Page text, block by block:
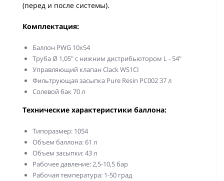
(перед и после системы).
Комплектация:
Баллон PWG 10х54
Труба Ø 1,05" с нижним дистрибьютором L - 54"
Управляющий клапан Clack WS1CI
Фильтрующая засыпка Pure Resin PC002 37 л
Солевой бак 70 л
Технические характеристики баллона:
Типоразмер: 1054
Объем баллона: 61 л
Объем засыпки: 43 л
Рабочее давление: 2,5-10,5 бар
Рабочая температура: 1-50 град